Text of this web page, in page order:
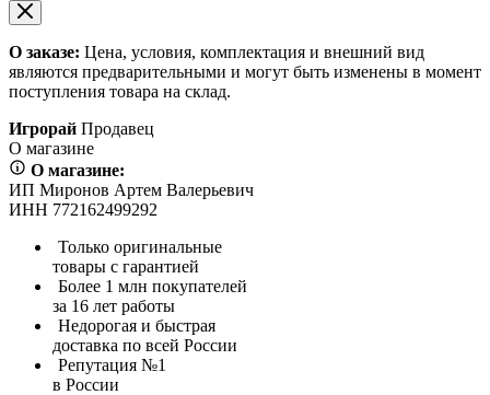
О заказе: Цена, условия, комплектация и внешний вид
являются предварительными и могут быть изменены в момент
поступления товара на склад.
Игрорай Продавец
О магазине
О магазине:
ИП Миронов Артем Валерьевич
ИНН 772162499292
Только оригинальные
товары с гарантией
Более 1 млн покупателей
за 16 лет работы
Недорогая и быстрая
доставка по всей России
Репутация №1
в России